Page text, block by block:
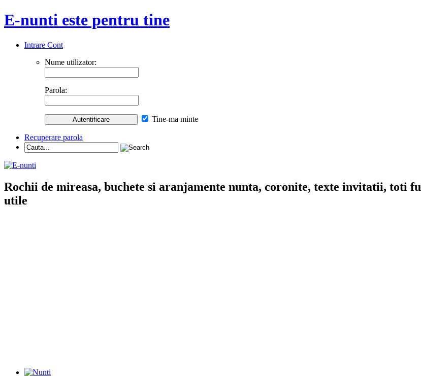
E-nunti este pentru tine
Intrare Cont
Nume utilizator:
Parola:
Tine-ma minte
Recuperare parola
Rochii de mireasa, buchete si aranjamente nunta, coronite, texte invitatii,
utile